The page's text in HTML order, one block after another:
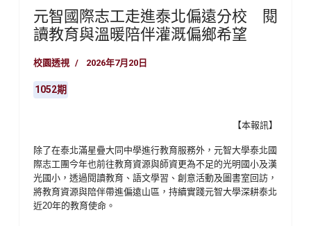
元智國際志工走進泰北偏遠分校 閱
讀教育與溫暖陪伴灌溉偏鄉希望
校園透視 2026年7月20日
1052期
【本報訊】
除了在泰北滿星疊大同中學進行教育服務外，元智大學泰北國
際志工團今年也前往教育資源與師資更為不足的光明國小及漢
光國小，透過閱讀教育、語文學習、創意活動及圖書室回訪，
將教育資源與陪伴帶進偏遠山區，持續實踐元智大學深耕泰北
近20年的教育使命。